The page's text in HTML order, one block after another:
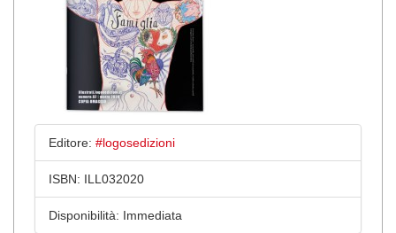
Editore: #logosedizioni
ISBN: ILL032020
Disponibilità: Immediata